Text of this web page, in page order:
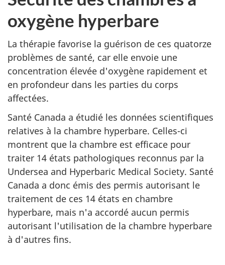
oxygène hyperbare
La thérapie favorise la guérison de ces quatorze
problèmes de santé, car elle envoie une
concentration élevée d'oxygène rapidement et
en profondeur dans les parties du corps
affectées.
Santé Canada a étudié les données scientifiques
relatives à la chambre hyperbare. Celles-ci
montrent que la chambre est efficace pour
traiter 14 états pathologiques reconnus par la
Undersea and Hyperbaric Medical Society. Santé
Canada a donc émis des permis autorisant le
traitement de ces 14 états en chambre
hyperbare, mais n'a accordé aucun permis
autorisant l'utilisation de la chambre hyperbare
à d'autres fins.